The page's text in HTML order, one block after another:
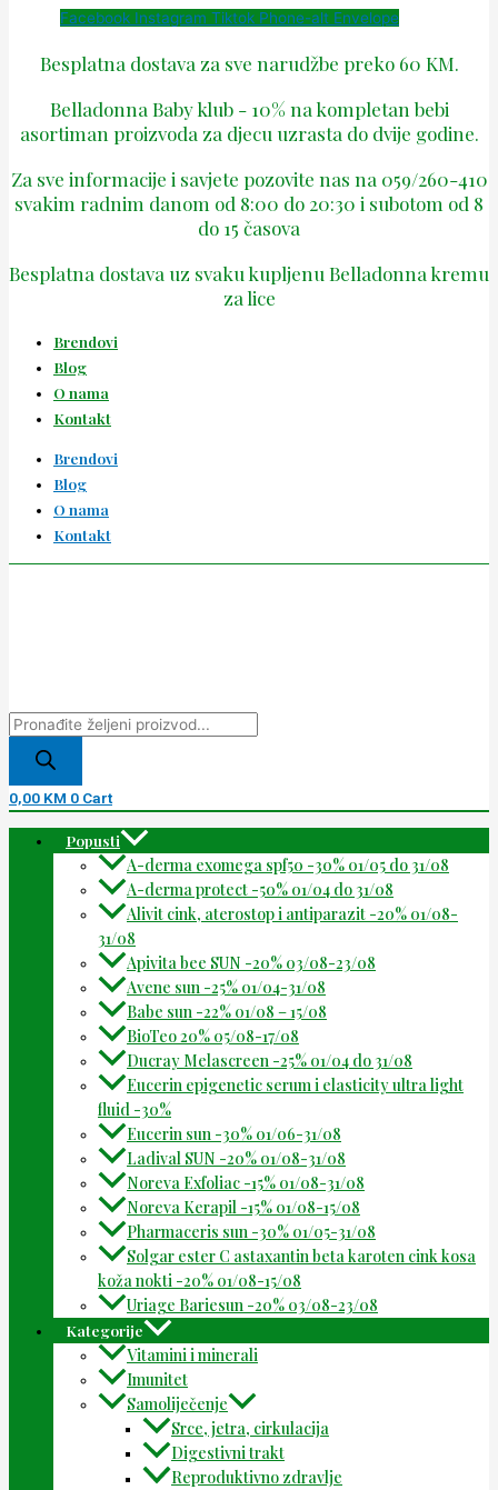
Facebook Instagram Tiktok Phone-alt Envelope
Besplatna dostava za sve narudžbe preko 60 KM.
Belladonna Baby klub - 10% na kompletan bebi
asortiman proizvoda za djecu uzrasta do dvije godine.
Za sve informacije i savjete pozovite nas na 059/260-410
svakim radnim danom od 8:00 do 20:30 i subotom od 8
do 15 časova
Besplatna dostava uz svaku kupljenu Belladonna kremu
za lice
Brendovi
Blog
O nama
Kontakt
Brendovi
Blog
O nama
Kontakt
0,00 KM 0 Cart
Popusti
A-derma exomega spf50 -30% 01/05 do 31/08
A-derma protect -50% 01/04 do 31/08
Alivit cink, aterostop i antiparazit -20% 01/08-
31/08
Apivita bee SUN -20% 03/08-23/08
Avene sun -25% 01/04-31/08
Babe sun -22% 01/08 – 15/08
BioTeo 20% 05/08-17/08
Ducray Melascreen -25% 01/04 do 31/08
Eucerin epigenetic serum i elasticity ultra light
fluid -30%
Eucerin sun -30% 01/06-31/08
Ladival SUN -20% 01/08-31/08
Noreva Exfoliac -15% 01/08-31/08
Noreva Kerapil -15% 01/08-15/08
Pharmaceris sun -30% 01/05-31/08
Solgar ester C astaxantin beta karoten cink kosa
koža nokti -20% 01/08-15/08
Uriage Bariesun -20% 03/08-23/08
Kategorije
Vitamini i minerali
Imunitet
Samoliječenje
Srce, jetra, cirkulacija
Digestivni trakt
Reproduktivno zdravlje